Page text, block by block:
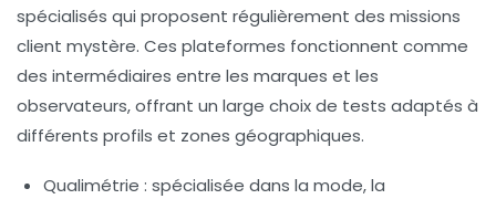
spécialisés qui proposent régulièrement des missions
client mystère. Ces plateformes fonctionnent comme
des intermédiaires entre les marques et les
observateurs, offrant un large choix de tests adaptés à
différents profils et zones géographiques.
Qualimétrie : spécialisée dans la mode, la